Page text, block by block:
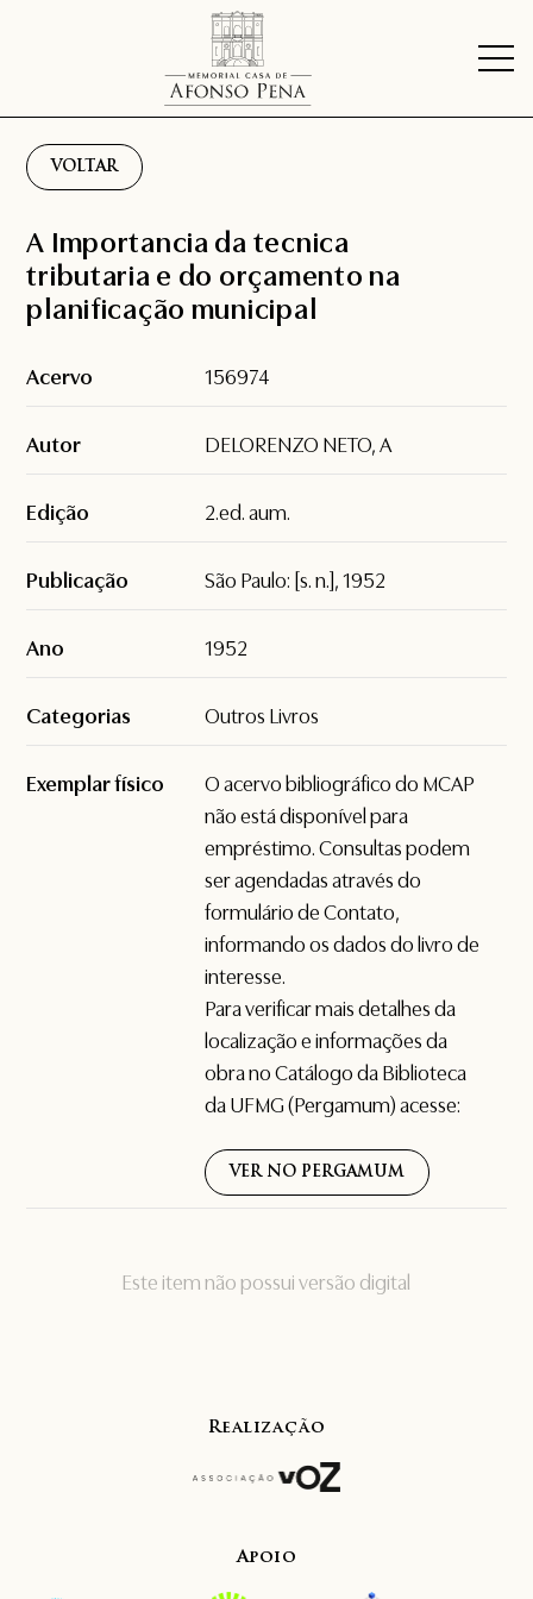
VOLTAR
Este item não possui versão digital
A Importancia da tecnica
tributaria e do orçamento na
planificação municipal
Acervo 156974
Autor DELORENZO NETO, A
Edição 2.ed. aum.
Publicação São Paulo: [s. n.], 1952
Ano 1952
Categorias Outros Livros
Exemplar físico
O acervo bibliográfico do MCAP
não está disponível para
empréstimo. Consultas podem
ser agendadas através do
formulário deContato,
informando os dados do livro de
interesse.
Para verificar mais detalhes da
localização e informações da
obra no Catálogo da Biblioteca
da UFMG (Pergamum) acesse:
VER NO PERGAMUM
Realização
Apoio